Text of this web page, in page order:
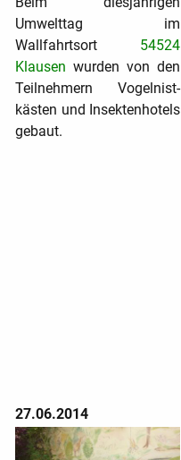
Umwelttag im
Wallfahrtsort 54524
Klausen wurden von den
Teilnehmern Vogelnist-
kästen und Insektenhotels
gebaut.
27.06.2014